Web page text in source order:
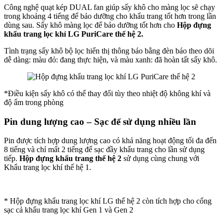
Công nghệ quạt kép DUAL fan giúp sấy khô cho màng lọc sẽ chạy
trong khoảng 4 tiếng để bảo dưỡng cho khẩu trang tốt hơn trong lần
dùng sau. Sấy khô màng lọc để bảo dưỡng tốt hơn cho Hộp đựng
khẩu trang lọc khí LG PuriCare thế hệ 2.
Tình trạng sấy khô bộ lọc hiển thị thông báo bằng đèn báo theo dõi
dễ dàng: màu đỏ: đang thực hiện, và màu xanh: đã hoàn tất sấy khô.
*Điều kiện sấy khô có thể thay đổi tùy theo nhiệt độ không khí và
độ ẩm trong phòng
Pin dung lượng cao – Sạc để sử dụng nhiều lần
Pin được tích hợp dung lượng cao có khả năng hoạt động tối đa đến
8 tiếng và chỉ mất 2 tiếng để sạc đầy khẩu trang cho lần sử dụng
tiếp. Hộp đựng khẩu trang thế hệ 2 sử dụng cùng chung với
Khẩu trang lọc khí thế hệ 1.
* Hộp đựng khẩu trang lọc khí LG thế hệ 2 còn tích hợp cho cổng
sạc cả khẩu trang lọc khí Gen 1 và Gen 2